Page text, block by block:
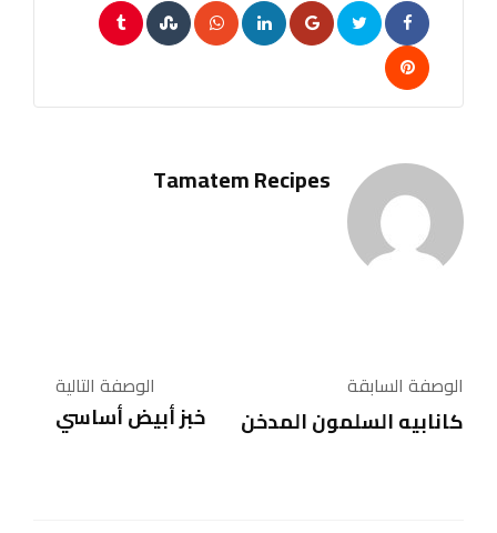
Google+
LinkedIn
Whatsapp
StumbleUpon
Tumblr
Pinterest
Tamatem Recipes
الوصفة السابقة
كانابيه السلمون المدخن
الوصفة التالية
خبز أبيض أساسي